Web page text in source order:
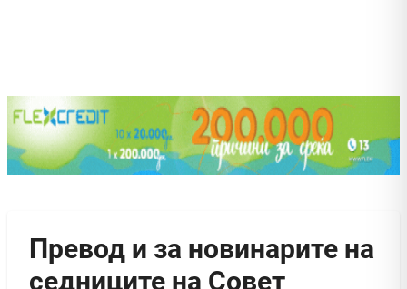
Превод и за новинарите на
седниците на Совет